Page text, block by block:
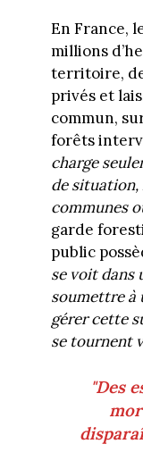
En France,
millions
territoire,
privés et
commun,
forêts
charge
de
communes
garde
public
se voit dans
soumettre à
gérer cette
se tournent
"Des